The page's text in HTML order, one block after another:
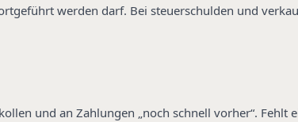
werden darf. Bei steuerschulden und
und an Zahlungen „noch schnell vorher“. Fehlt